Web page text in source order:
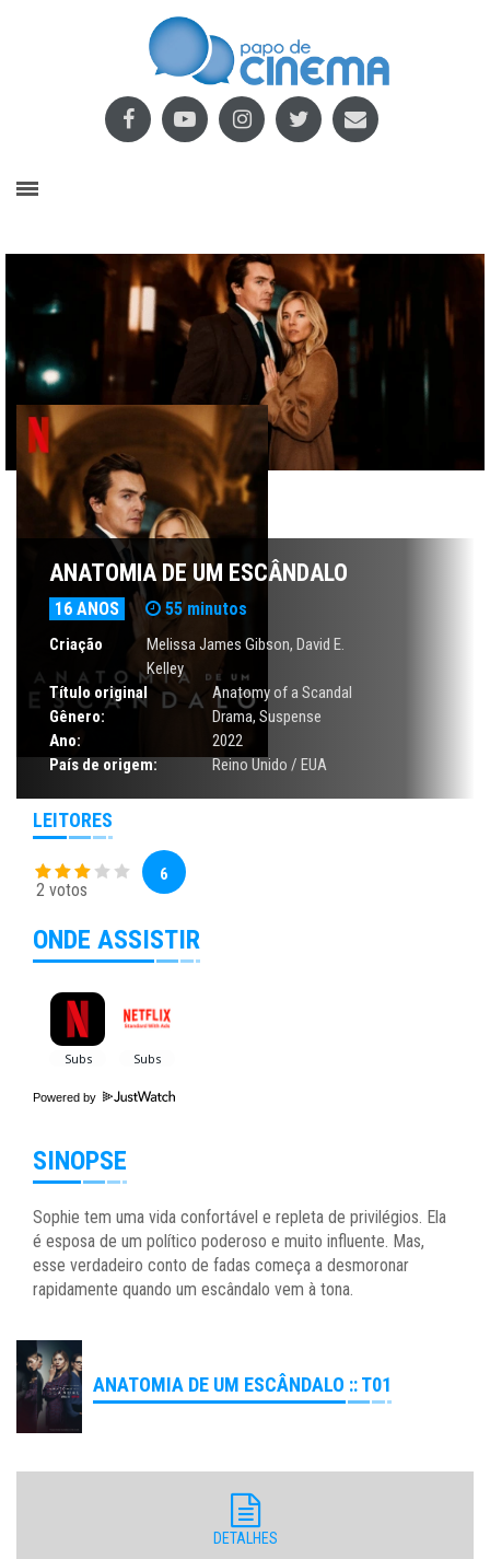
ANATOMIA DE UM ESCÂNDALO
16 ANOS 55 minutos
Criação
Melissa James Gibson, David E.
Kelley
Título original
Anatomy of a Scandal
Gênero:
Drama, Suspense
Ano:
2022
País de origem:
Reino Unido / EUA
LEITORES
2 votos
6
ONDE ASSISTIR
Powered by
SINOPSE
Sophie tem uma vida confortável e repleta de privilégios. Ela
é esposa de um político poderoso e muito influente. Mas,
esse verdadeiro conto de fadas começa a desmoronar
rapidamente quando um escândalo vem à tona.
ANATOMIA DE UM ESCÂNDALO :: T01
DETALHES